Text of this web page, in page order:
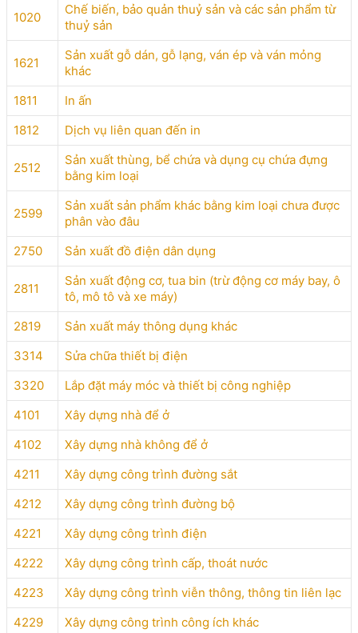
1020
Chế biến, bảo quản thuỷ sản và các sản phẩm từ
thuỷ sản
1621
Sản xuất gỗ dán, gỗ lạng, ván ép và ván mỏng
khác
1811
In ấn
1812
Dịch vụ liên quan đến in
2512
Sản xuất thùng, bể chứa và dụng cụ chứa đựng
bằng kim loại
2599
Sản xuất sản phẩm khác bằng kim loại chưa được
phân vào đâu
2750
Sản xuất đồ điện dân dụng
2811
Sản xuất động cơ, tua bin (trừ động cơ máy bay, ô
tô, mô tô và xe máy)
2819
Sản xuất máy thông dụng khác
3314
Sửa chữa thiết bị điện
3320
Lắp đặt máy móc và thiết bị công nghiệp
4101
Xây dựng nhà để ở
4102
Xây dựng nhà không để ở
4211
Xây dựng công trình đường sắt
4212
Xây dựng công trình đường bộ
4221
Xây dựng công trình điện
4222
Xây dựng công trình cấp, thoát nước
4223
Xây dựng công trình viễn thông, thông tin liên lạc
4229
Xây dựng công trình công ích khác